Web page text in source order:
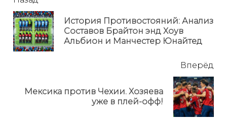
еще
История Противостояний: Анализ
Составов Брайтон энд Хоув
Альбион и Манчестер Юнайтед
Вперёд
NextМексика против Чехии. Хозяева
уже в плей-офф!